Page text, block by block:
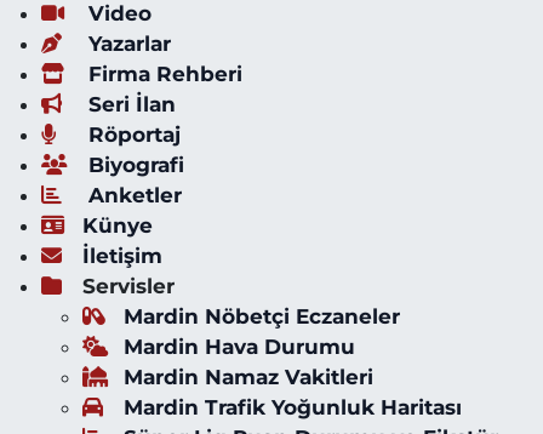
Video
Yazarlar
Firma Rehberi
Seri İlan
Röportaj
Biyografi
Anketler
Künye
İletişim
Servisler
Mardin Nöbetçi Eczaneler
Mardin Hava Durumu
Mardin Namaz Vakitleri
Mardin Trafik Yoğunluk Haritası